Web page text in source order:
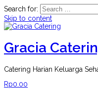
Search for:
Skip to content
Gracia
Catering Harian Keluarga
Rp0.00